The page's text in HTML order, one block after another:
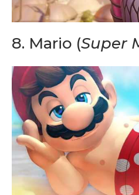
8. Mario (Super